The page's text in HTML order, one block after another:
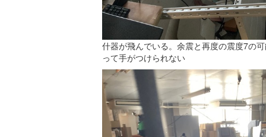
什器が飛んでいる。余震と再度の震度7の
って手がつけられない